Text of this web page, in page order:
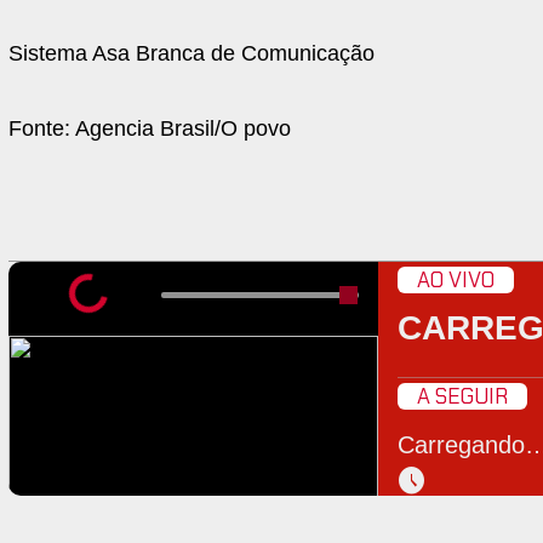
Sistema Asa Branca de Comunicação
Fonte: Agencia Brasil/O povo
AO VIVO
A SEGUIR
schedule